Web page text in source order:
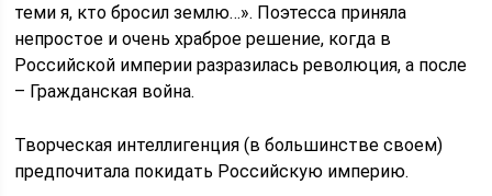
теми я, кто бросил землю…». Поэтесса приняла
непростое и очень храброе решение, когда в
Российской империи разразилась революция, а после
– Гражданская война.
Творческая интеллигенция (в большинстве своем)
предпочитала покидать Российскую империю.